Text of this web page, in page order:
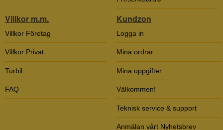
Villkor m.m.
Villkor Företag
Villkor Privat
Turbil
FAQ
Kundzon
Logga in
Mina ordrar
Mina uppgifter
Välkommen!
Teknisk service & support
Anmälan vårt Nyhetsbrev